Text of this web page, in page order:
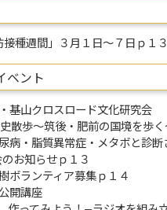
接種週間」３月１日～７日ｐ１３
ベント
基山クロスロード文化研究会
散歩～筑後・肥前の国境を歩く
病・脂質異常症・メタボと診断
お知らせｐ１３
ボランティア募集ｐ１４
開講座